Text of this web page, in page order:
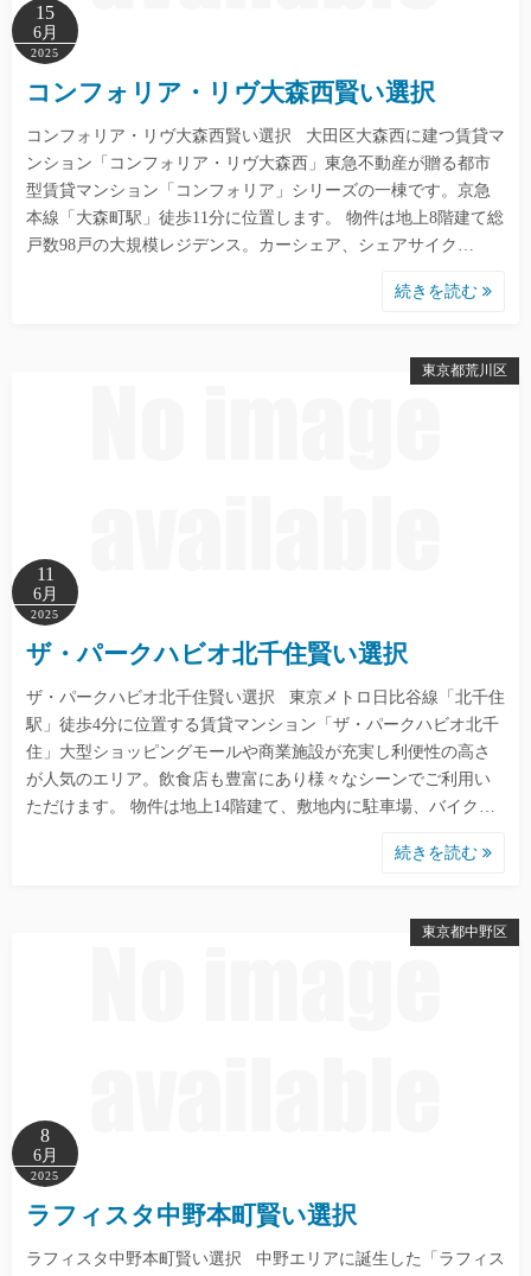
15
6月
2025
コンフォリア・リヴ大森西賢い選択
コンフォリア・リヴ大森西賢い選択 大田区大森西に建つ賃貸マ
ンション「コンフォリア・リヴ大森西」東急不動産が贈る都市
型賃貸マンション「コンフォリア」シリーズの一棟です。京急
本線「大森町駅」徒歩11分に位置します。 物件は地上8階建て総
戸数98戸の大規模レジデンス。カーシェア、シェアサイク…
続きを読む
東京都荒川区
11
6月
2025
ザ・パークハビオ北千住賢い選択
ザ・パークハビオ北千住賢い選択 東京メトロ日比谷線「北千住
駅」徒歩4分に位置する賃貸マンション「ザ・パークハビオ北千
住」大型ショッピングモールや商業施設が充実し利便性の高さ
が人気のエリア。飲食店も豊富にあり様々なシーンでご利用い
ただけます。 物件は地上14階建て、敷地内に駐車場、バイク…
続きを読む
東京都中野区
8
6月
2025
ラフィスタ中野本町賢い選択
ラフィスタ中野本町賢い選択 中野エリアに誕生した「ラフィス